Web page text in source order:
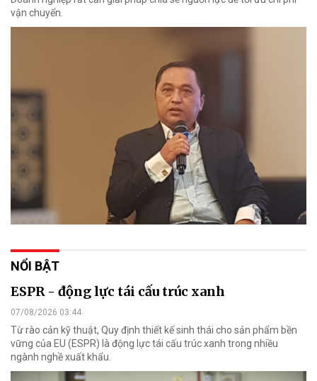
vận chuyển.
NỔI BẬT
ESPR - động lực tái cấu trúc xanh
07/08/2026 03:44
Từ rào cản kỹ thuật, Quy định thiết kế sinh thái cho sản phẩm bền
vững của EU (ESPR) là động lực tái cấu trúc xanh trong nhiều
ngành nghề xuất khẩu.